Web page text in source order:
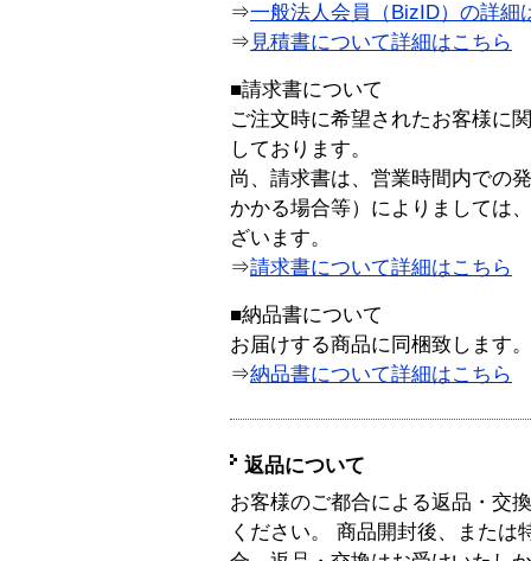
⇒一般法人会員（BizID）の詳細
⇒ 見積書について詳細はこちら
■請求書について
ご注文時に希望されたお客様に
しております。
尚、請求書は、営業時間内での
かかる場合等）によりましては
ざいます。
⇒請求書について詳細はこちら
■納品書について
お届けする商品に同梱致します。
⇒納品書について詳細はこちら
返品について
お客様のご都合による返品・交
ください。 商品開封後、または